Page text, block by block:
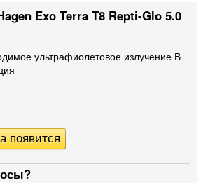
Exo Terra T8 Repti-Glo 5.0
ультрафиолетовое излучение В